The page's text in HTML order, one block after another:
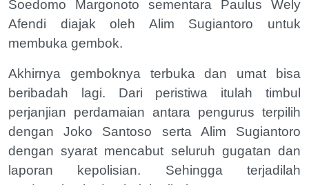
Soedomo Margonoto sementara Paulus Wely
Afendi diajak oleh Alim Sugiantoro untuk
membuka gembok.
Akhirnya gemboknya terbuka dan umat bisa
beribadah lagi. Dari peristiwa itulah timbul
perjanjian perdamaian antara pengurus terpilih
dengan Joko Santoso serta Alim Sugiantoro
dengan syarat mencabut seluruh gugatan dan
laporan kepolisian. Sehingga terjadilah